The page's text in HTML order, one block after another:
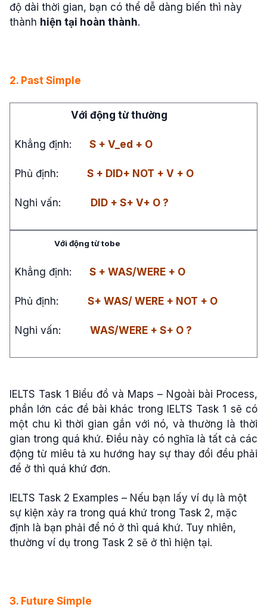
độ dài thời gian, bạn có thể dễ dàng biến thì này
thành hiện tại hoàn thành.
2. Past Simple
Với động từ thường
Khẳng định: S + V_ed + O
Phủ định: S + DID+ NOT + V + O
Nghi vấn: DID + S+ V+ O ?
Với động từ tobe
Khẳng định: S + WAS/WERE + O
Phủ định: S+ WAS/ WERE + NOT + O
Nghi vấn: WAS/WERE + S+ O ?
IELTS Task 1 Biểu đồ và Maps – Ngoài bài Process,
phần lớn các đề bài khác trong IELTS Task 1 sẽ có
một chu kì thời gian gắn với nó, và thường là thời
gian trong quá khứ. Điều này có nghĩa là tất cả các
động từ miêu tả xu hướng hay sự thay đổi đều phải
để ở thì quá khứ đơn.
IELTS Task 2 Examples – Nếu bạn lấy ví dụ là một
sự kiện xảy ra trong quá khứ trong Task 2, mặc
định là bạn phải để nó ở thì quá khứ. Tuy nhiên,
thường ví dụ trong Task 2 sẽ ở thì hiện tại.
3. Future Simple